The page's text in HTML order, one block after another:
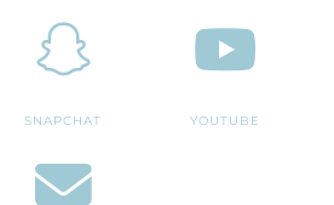
SNAPCHAT YOUTUBE